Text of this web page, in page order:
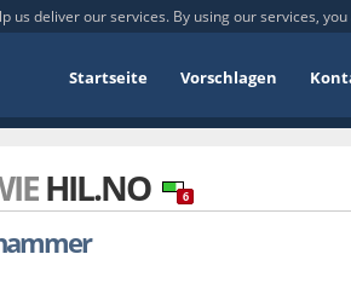
us deliver our services. By using our services,
Startseite Vorschlagen
HIL.NO 6